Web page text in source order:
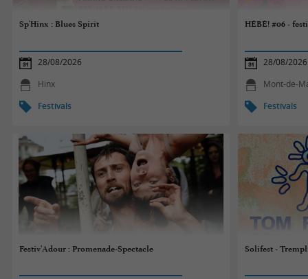
Sp'Hinx : Blues Spirit
28/08/2026
Hinx
Festivals
HÉBÉ! #06 -
28/08/
Mont-de-
Festivals
Festiv'Adour : Promenade-Spectacle Solifest -